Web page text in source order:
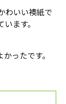
わいい襖紙で
ます。
ったです。